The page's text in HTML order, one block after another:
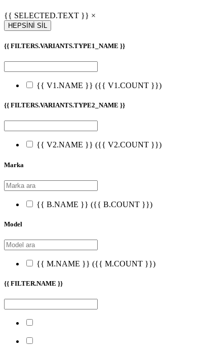
{{ SELECTED.TEXT }} ×
HEPSİNİ SİL
{{ FILTERS.VARIANTS.TYPE1_NAME }}
{{ V1.NAME }} ({{ V1.COUNT }})
{{ FILTERS.VARIANTS.TYPE2_NAME }}
{{ V2.NAME }} ({{ V2.COUNT }})
Marka
{{ B.NAME }} ({{ B.COUNT }})
Model
{{ M.NAME }} ({{ M.COUNT }})
{{ FILTER.NAME }}